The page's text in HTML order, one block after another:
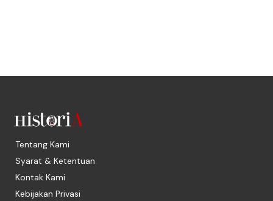
Tentang Kami
Syarat & Ketentuan
Kontak Kami
Kebijakan Privasi